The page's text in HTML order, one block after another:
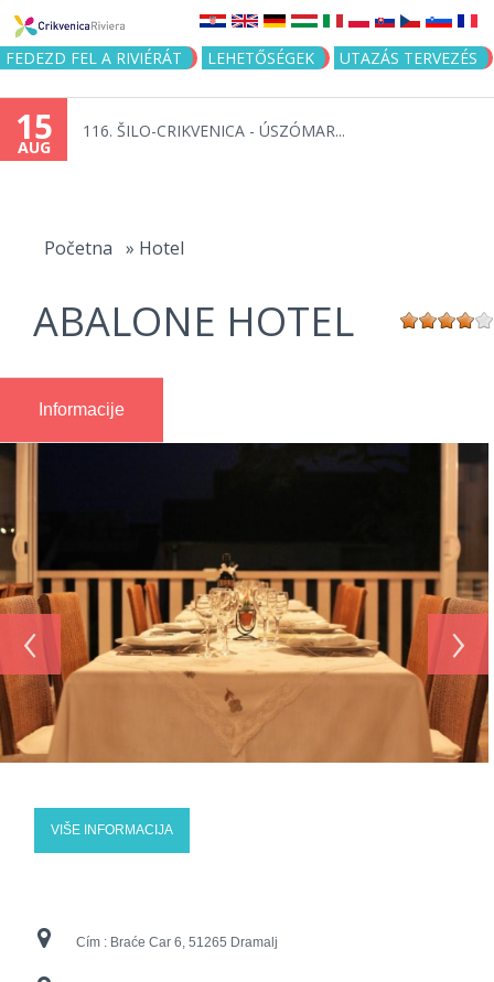
Jump to navigation
FEDEZD FEL A RIVIÉRÁT LEHETŐSÉGEK UTAZÁS TERVEZÉS
15
AUG
116. ŠILO-CRIKVENICA - ÚSZÓMAR...
Početna » Hotel
ABALONE HOTEL
Informacije
‹ ›
VIŠE INFORMACIJA
Cím : Braće Car 6, 51265 Dramalj